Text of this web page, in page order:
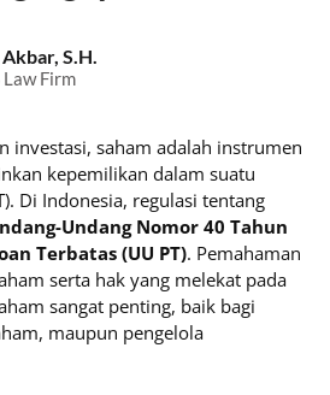
S.H.
Firm
investasi, saham adalah instrumen
kepemilikan dalam suatu
Di Indonesia, regulasi tentang
Undang Nomor 40 Tahun
Terbatas (UU PT). Pemahaman
serta hak yang melekat pada
sangat penting, baik bagi
maupun pengelola